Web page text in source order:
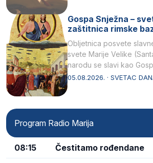
Gospa Snježna –
zaštitnica rimske
Obljetnica posvete
svete Marije Velike
narodu se slavi kao
naziv, Sancta Maria…
05.08.2026. · SVETAC
Program Radio Marija
08:15 Čestitamo rođendane